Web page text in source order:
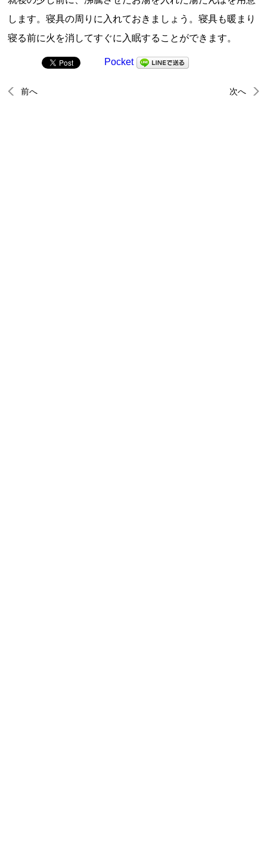
します。寝具の周りに入れておきましょう。寝具も暖まり
寝る前に火を消してすぐに入眠することができます。
Pocket
前へ 次へ